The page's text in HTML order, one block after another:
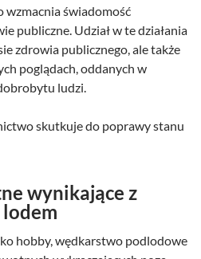
wzmacnia świadomość
publiczne. Udział w te działania
zdrowia publicznego, ale także
poglądach, oddanych w
ludzi.
skutkuje do poprawy stanu
wynikające z
hobby, wędkarstwo podlodowe